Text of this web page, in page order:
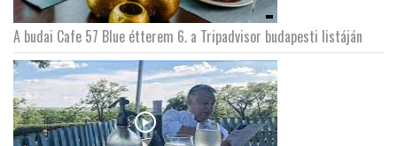
A budai Cafe 57 Blue étterem 6. a Tripadvisor budapesti listáján